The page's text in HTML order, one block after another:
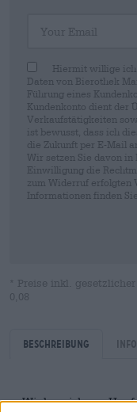
Hiermit willige ich
Daten von Bierothek
Führung eines
Kundenkonto dient der
Verkaufstätigkeiten
ist bewusst, dass ich
die Zukunft per E-Mail
Wir setzen Sie davon in
Einwilligung die
zum Widerruf erfolgten
Informationen finden
* Preise inkl.
0,08
Beschreibung
Wir bezeichnen